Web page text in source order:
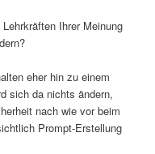
Ihrer Meinung
eher hin zu einem
sich da nichts ändern,
nach wie vor beim
Prompt-Erstellung